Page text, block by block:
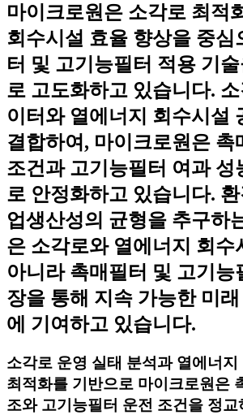
마이크로원은 소각로 최적
회수시설 효율 향상을 중심
터 및 고기능필터 적용 기
로 고도화하고 있습니다. 소
이터와 열에너지 회수시설
결합하여, 마이크로원은 촉
조건과 고기능필터 여과 성
로 안정화하고 있습니다.
업생산성의 균형을 추구하
은 소각로와 열에너지 회수
아니라 촉매필터 및 고기능
장을 통해 지속 가능한 미
에 기여하고 있습니다.
소각로 운영 실태 분석과 열에너지
최적화를 기반으로 마이크로원은
조와 고기능필터 운전 조건을 정교